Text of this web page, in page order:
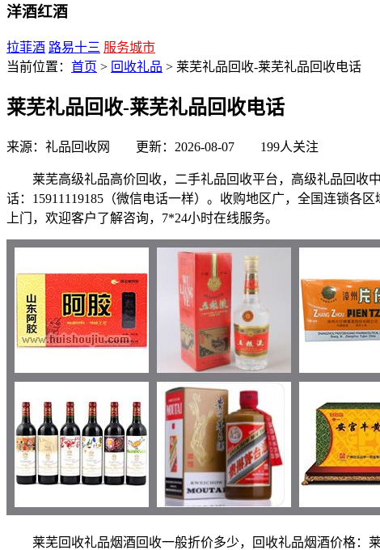
洋酒红酒
拉菲酒 路易十三 服务城市
当前位置： 首页 > 回收礼品 > 莱芜礼品回收-莱芜礼品回收电话
莱芜礼品回收-莱芜礼品回收电话
来源：礼品回收网 更新：2026-08-07 199人关注
莱芜高级礼品高价回收，二手礼品回收平台，高级礼品回收中
话：15911119185（微信电话一样）。收购地区广，全国连锁各
上门，欢迎客户了解咨询，7*24小时在线服务。
莱芜回收礼品烟酒回收一般折价多少，回收礼品烟酒价格：莱